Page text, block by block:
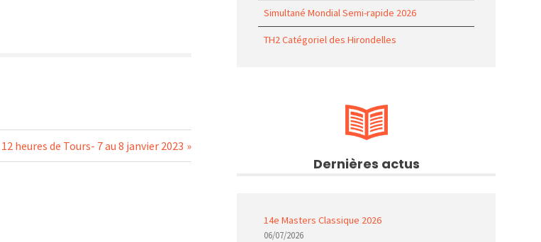
Next
Post:
12 heures de Tours- 7 au 8 janvier 2023
Simultané Mondial Semi-rapide 2026
TH2 Catégoriel des Hirondelles
Dernières actus
14e Masters Classique 2026
06/07/2026